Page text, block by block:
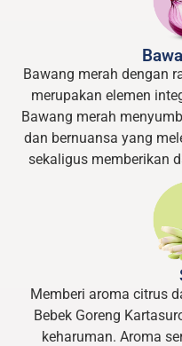
Bawang merah dengan
merupakan elemen
Bawang merah
dan bernuansa yang
sekaligus memberikan
Memberi aroma citrus
Bebek Goreng
keharuman. Aroma